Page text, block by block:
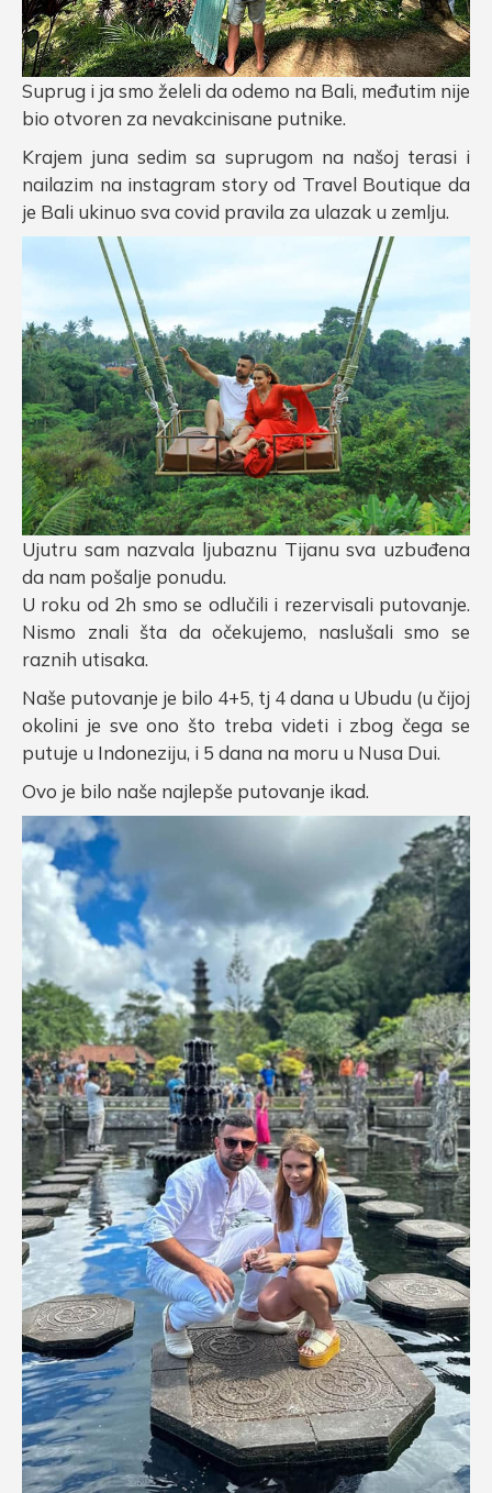
Suprug i ja smo želeli da odemo na Bali, međutim nije
bio otvoren za nevakcinisane putnike.
Krajem juna sedim sa suprugom na našoj terasi i
nailazim na instagram story od Travel Boutique da
je Bali ukinuo sva covid pravila za ulazak u zemlju.
Ujutru sam nazvala ljubaznu Tijanu sva uzbuđena
da nam pošalje ponudu.
U roku od 2h smo se odlučili i rezervisali putovanje.
Nismo znali šta da očekujemo, naslušali smo se
raznih utisaka.
Naše putovanje je bilo 4+5, tj 4 dana u Ubudu (u čijoj
okolini je sve ono što treba videti i zbog čega se
putuje u Indoneziju, i 5 dana na moru u Nusa Dui.
Ovo je bilo naše najlepše putovanje ikad.